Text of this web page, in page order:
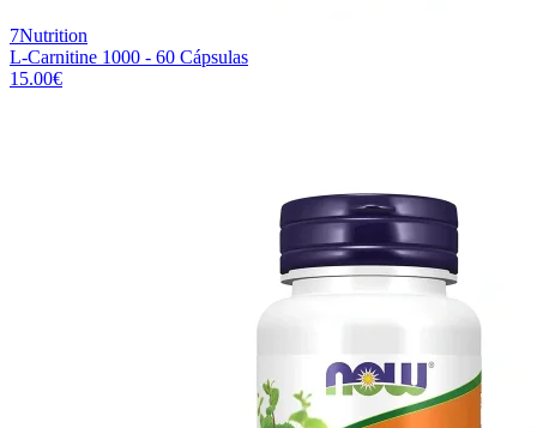
7Nutrition
L-Carnitine 1000 - 60 Cápsulas
15.00€